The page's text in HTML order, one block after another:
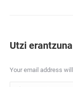
Utzi erantzuna
Your email address